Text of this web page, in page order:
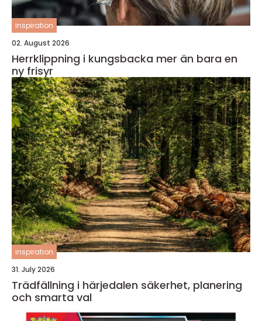
inspiration
02. August 2026
Herrklippning i kungsbacka mer än bara en
ny frisyr
inspiration
31. July 2026
Trädfällning i härjedalen säkerhet, planering
och smarta val